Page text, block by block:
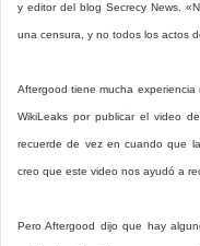
y editor del blog Secrecy News.
una censura, y no todos los actos
Aftergood tiene mucha
WikiLeaks por publicar el video
recuerde de vez en cuando que
creo que este video nos ayudó a
Pero Aftergood dijo que hay